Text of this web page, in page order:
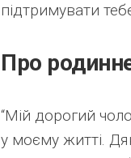
підтримувати
Про
“Мій дорогий
у моєму житті.